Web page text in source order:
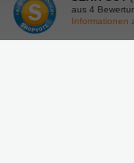
aus 4
Informationen